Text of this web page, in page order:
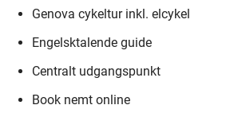
Genova cykeltur inkl. elcykel
Engelsktalende guide
Centralt udgangspunkt
Book nemt online